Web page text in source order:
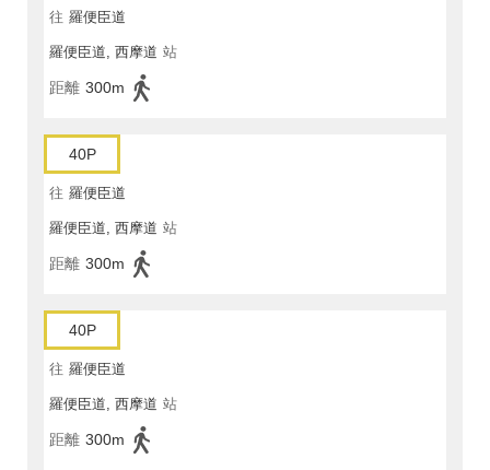
往 羅便臣道
羅便臣道, 西摩道 站
距離 300m
40P
往 羅便臣道
羅便臣道, 西摩道 站
距離 300m
40P
往 羅便臣道
羅便臣道, 西摩道 站
距離 300m